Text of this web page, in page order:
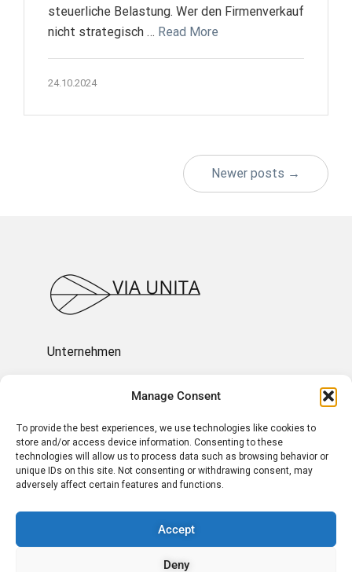
Manage Consent
To provide the best experiences, we use technologies like cookies to
store and/or access device information. Consenting to these
technologies will allow us to process data such as browsing behavior or
unique IDs on this site. Not consenting or withdrawing consent, may
adversely affect certain features and functions.
Accept
Deny
steuerliche Belastung. Wer den Firmenverkauf
nicht strategisch … Read More
24.10.2024
Newer posts →
Unternehmen
Über uns
Impressum und Rechtliches
KONTAKT AUFNEHMEN